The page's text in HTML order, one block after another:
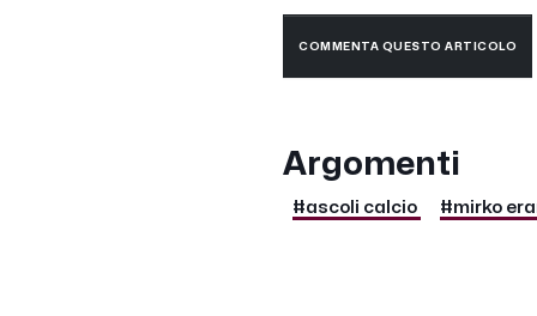
COMMENTA QUESTO ARTICOLO
Argomenti
#ascoli calcio #mirko